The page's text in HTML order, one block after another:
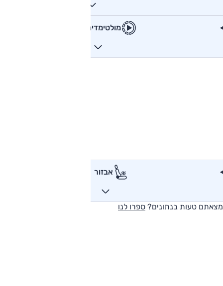
מולטימדיה
אבזור
מצאתם טעות בנתונים? ספרו לנו